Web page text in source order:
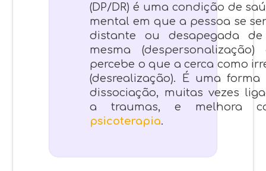
(DP/DR) é uma condição de
mental em que a pessoa se
distante ou desapegada
mesma (despersonalização)
percebe o que a cerca como
(desrealização). É uma forma
dissociação, muitas vezes
a traumas, e melhora
psicoterapia.